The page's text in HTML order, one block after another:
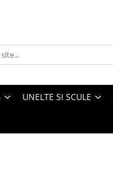
UNELTE SI SCULE